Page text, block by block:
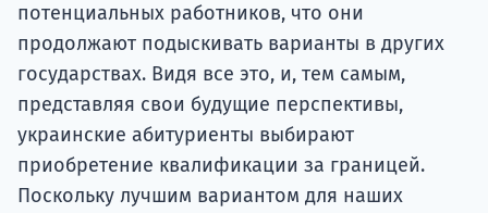
потенциальных работников, что они
продолжают подыскивать варианты в других
государствах. Видя все это, и, тем самым,
представляя свои будущие перспективы,
украинские абитуриенты выбирают
приобретение квалификации за границей.
Поскольку лучшим вариантом для наших